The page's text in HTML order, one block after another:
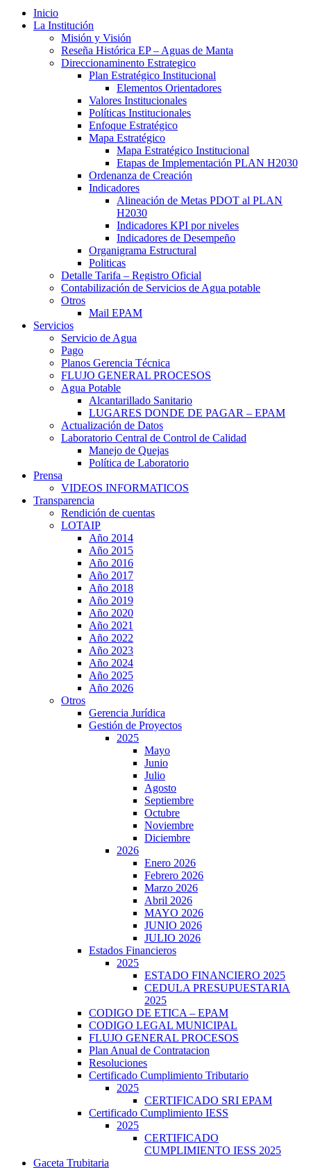
Inicio
La Institución
Misión y Visión
Reseña Histórica EP – Aguas de Manta
Direccionaminento Estrategico
Plan Estratégico Institucional
Elementos Orientadores
Valores Institucionales
Políticas Institucionales
Enfoque Estratégico
Mapa Estratégico
Mapa Estratégico Institucional
Etapas de Implementación PLAN H2030
Ordenanza de Creación
Indicadores
Alineación de Metas PDOT al PLAN
H2030
Indicadores KPI por niveles
Indicadores de Desempeño
Organigrama Estructural
Politicas
Detalle Tarifa – Registro Oficial
Contabilización de Servicios de Agua potable
Otros
Mail EPAM
Servicios
Servicio de Agua
Pago
Planos Gerencia Técnica
FLUJO GENERAL PROCESOS
Agua Potable
Alcantarillado Sanitario
LUGARES DONDE DE PAGAR – EPAM
Actualización de Datos
Laboratorio Central de Control de Calidad
Manejo de Quejas
Política de Laboratorio
Prensa
VIDEOS INFORMATICOS
Transparencia
Rendición de cuentas
LOTAIP
Año 2014
Año 2015
Año 2016
Año 2017
Año 2018
Año 2019
Año 2020
Año 2021
Año 2022
Año 2023
Año 2024
Año 2025
Año 2026
Otros
Gerencia Jurídica
Gestión de Proyectos
2025
Mayo
Junio
Julio
Agosto
Septiembre
Octubre
Noviembre
Diciembre
2026
Enero 2026
Febrero 2026
Marzo 2026
Abril 2026
MAYO 2026
JUNIO 2026
JULIO 2026
Estados Financieros
2025
ESTADO FINANCIERO 2025
CEDULA PRESUPUESTARIA
2025
CODIGO DE ETICA – EPAM
CODIGO LEGAL MUNICIPAL
FLUJO GENERAL PROCESOS
Plan Anual de Contratacion
Resoluciones
Certificado Cumplimiento Tributario
2025
CERTIFICADO SRI EPAM
Certificado Cumplimiento IESS
2025
CERTIFICADO
CUMPLIMIENTO IESS 2025
Gaceta Trubitaria